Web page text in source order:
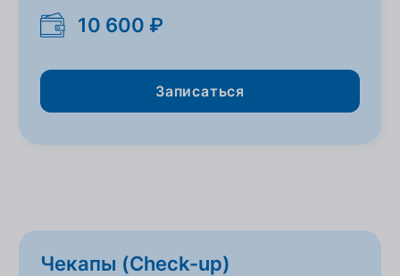
10 600 ₽
Записаться
Чекапы (Check-up)